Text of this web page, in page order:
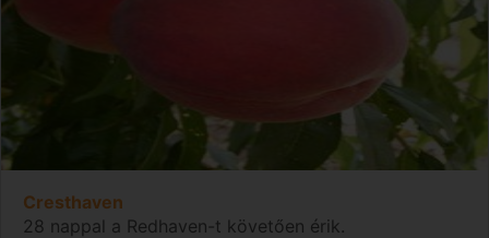
Cresthaven
28 nappal a Redhaven-t követően érik.